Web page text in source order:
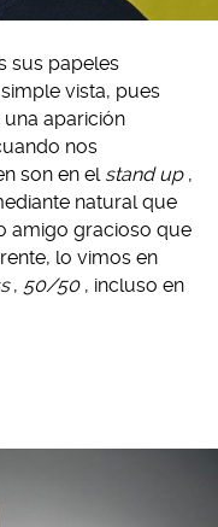
sus papeles
vista, pues
aparición
nos
son en elstand up ,
natural que
amigo gracioso que
lo vimos en
, 50/50 , incluso en